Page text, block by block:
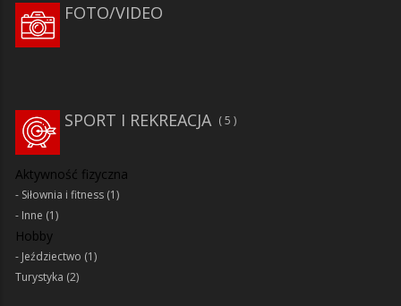
FOTO/VIDEO
SPORT I REKREACJA 5
Aktywność fizyczna
Siłownia i fitness (1)
Inne (1)
Hobby
Jeździectwo (1)
Turystyka (2)